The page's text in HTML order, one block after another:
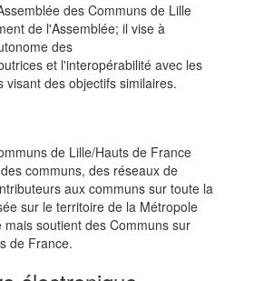
des Communs de Lille
de l'Assemblée; il vise à
des
et l'interopérabilité avec les
visant des objectifs similaires.
de Lille/Hauts de France
communs, des réseaux de
aux communs sur toute la
sur le territoire de la Métropole
mais soutient des Communs sur
de France.